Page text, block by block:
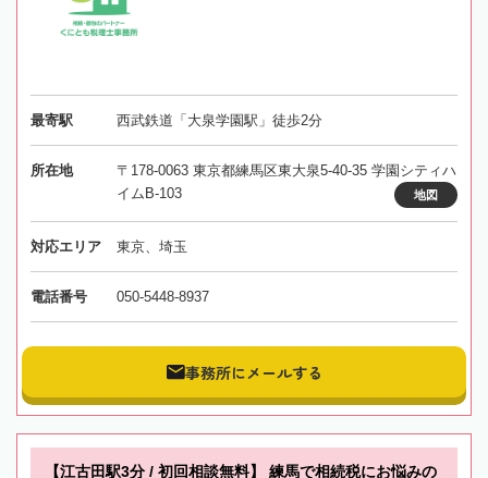
最寄駅 西武鉄道「大泉学園駅」徒歩2分
所在地
〒178-0063 東京都練馬区東大泉5-40-35 学園シティハ
イムB-103
地図
対応エリア 東京、埼玉
電話番号 050-5448-8937
事務所にメールする
【江古田駅3分 / 初回相談無料】 練馬で相続税にお悩みの